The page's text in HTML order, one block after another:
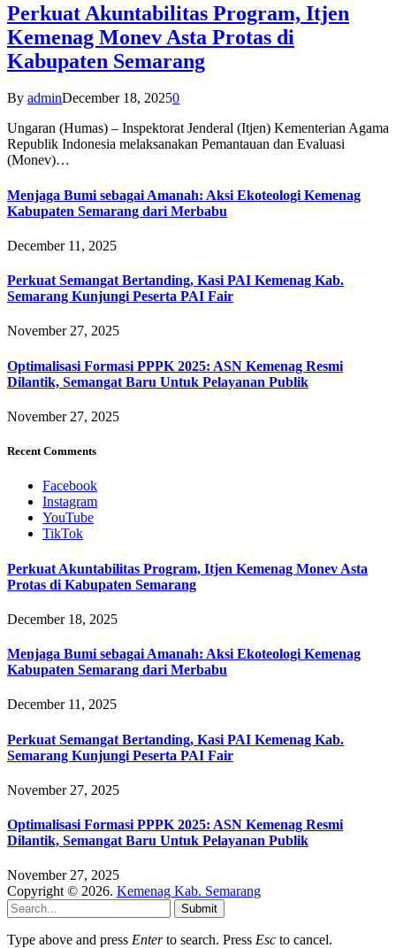
Perkuat Akuntabilitas Program, Itjen
Kemenag Monev Asta Protas di
Kabupaten Semarang
By adminDecember 18, 20250
Ungaran (Humas) – Inspektorat Jenderal (Itjen) Kementerian Agama
Republik Indonesia melaksanakan Pemantauan dan Evaluasi
(Monev)…
Menjaga Bumi sebagai Amanah: Aksi Ekoteologi Kemenag
Kabupaten Semarang dari Merbabu
December 11, 2025
Perkuat Semangat Bertanding, Kasi PAI Kemenag Kab.
Semarang Kunjungi Peserta PAI Fair
November 27, 2025
Optimalisasi Formasi PPPK 2025: ASN Kemenag Resmi
Dilantik, Semangat Baru Untuk Pelayanan Publik
November 27, 2025
Recent Comments
Facebook
Instagram
YouTube
TikTok
Perkuat Akuntabilitas Program, Itjen Kemenag Monev Asta
Protas di Kabupaten Semarang
December 18, 2025
Menjaga Bumi sebagai Amanah: Aksi Ekoteologi Kemenag
Kabupaten Semarang dari Merbabu
December 11, 2025
Perkuat Semangat Bertanding, Kasi PAI Kemenag Kab.
Semarang Kunjungi Peserta PAI Fair
November 27, 2025
Optimalisasi Formasi PPPK 2025: ASN Kemenag Resmi
Dilantik, Semangat Baru Untuk Pelayanan Publik
November 27, 2025
Copyright © 2026. Kemenag Kab. Semarang
Submit
Type above and press Enterto search. Press Esc to cancel.